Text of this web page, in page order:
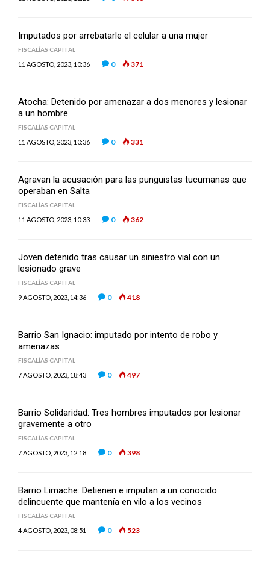
Imputados por arrebatarle el celular a una mujer
FISCALÍAS CAPITAL
11 AGOSTO, 2023, 10:36 0 371
Atocha: Detenido por amenazar a dos menores y lesionar
a un hombre
FISCALÍAS CAPITAL
11 AGOSTO, 2023, 10:36 0 331
Agravan la acusación para las punguistas tucumanas que
operaban en Salta
FISCALÍAS CAPITAL
11 AGOSTO, 2023, 10:33 0 362
Joven detenido tras causar un siniestro vial con un
lesionado grave
FISCALÍAS CAPITAL
9 AGOSTO, 2023, 14:36 0 418
Barrio San Ignacio: imputado por intento de robo y
amenazas
FISCALÍAS CAPITAL
7 AGOSTO, 2023, 18:43 0 497
Barrio Solidaridad: Tres hombres imputados por lesionar
gravemente a otro
FISCALÍAS CAPITAL
7 AGOSTO, 2023, 12:18 0 398
Barrio Limache: Detienen e imputan a un conocido
delincuente que mantenía en vilo a los vecinos
FISCALÍAS CAPITAL
4 AGOSTO, 2023, 08:51 0 523